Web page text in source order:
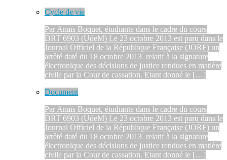
Cycle de vie
Par Anaïs Boquet, étudiante dans le cadre du cours
DRT 6903 (UdeM) Le 23 octobre 2013 est paru dans le
Journal Officiel de la République Française (JORF) un
arrêté daté du 18 octobre 2013 relatif à la signature
électronique des décisions de justice rendues en matière
civile par la Cour de cassation. Etant donné le […]
Document
Par Anaïs Boquet, étudiante dans le cadre du cours
DRT 6903 (UdeM) Le 23 octobre 2013 est paru dans le
Journal Officiel de la République Française (JORF) un
arrêté daté du 18 octobre 2013 relatif à la signature
électronique des décisions de justice rendues en matière
civile par la Cour de cassation. Etant donné le […]